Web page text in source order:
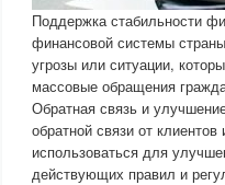
Поддержка стабильности
финансовой системы
угрозы или ситуации,
массовые обращения
Обратная связь и
обратной связи от
использоваться для
действующих правил и